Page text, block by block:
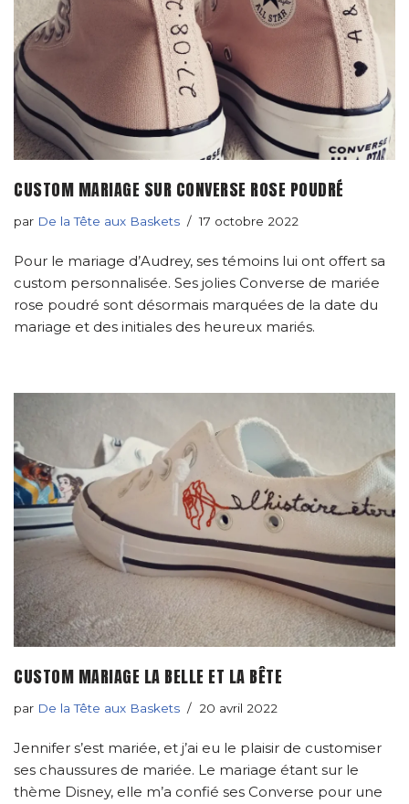
CUSTOM MARIAGE SUR CONVERSE ROSE POUDRÉ
par De la Tête aux Baskets 17 octobre 2022
Pour le mariage d’Audrey, ses témoins lui ont offert sa
custom personnalisée. Ses jolies Converse de mariée
rose poudré sont désormais marquées de la date du
mariage et des initiales des heureux mariés.
CUSTOM MARIAGE LA BELLE ET LA BÊTE
par De la Tête aux Baskets 20 avril 2022
Jennifer s’est mariée, et j’ai eu le plaisir de customiser
ses chaussures de mariée. Le mariage étant sur le
thème Disney, elle m’a confié ses Converse pour une